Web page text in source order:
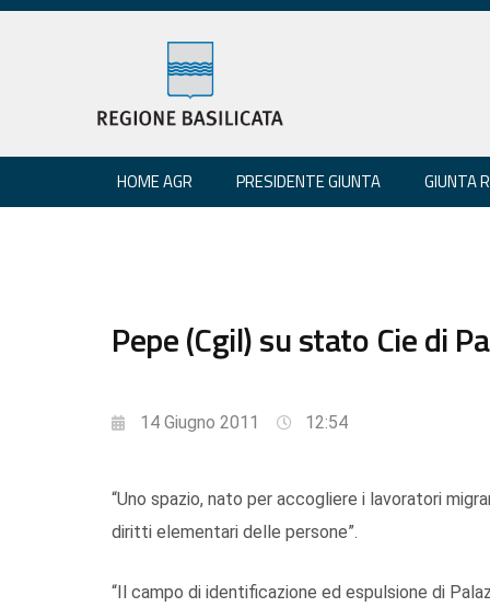
HOME AGR PRESIDENTE GIUNTA GIUNTA
Pepe (Cgil) su stato Cie di
14 Giugno 2011 12:54
“Uno spazio, nato per accogliere i lavoratori
diritti elementari delle persone”.
“Il campo di identificazione ed espulsione di